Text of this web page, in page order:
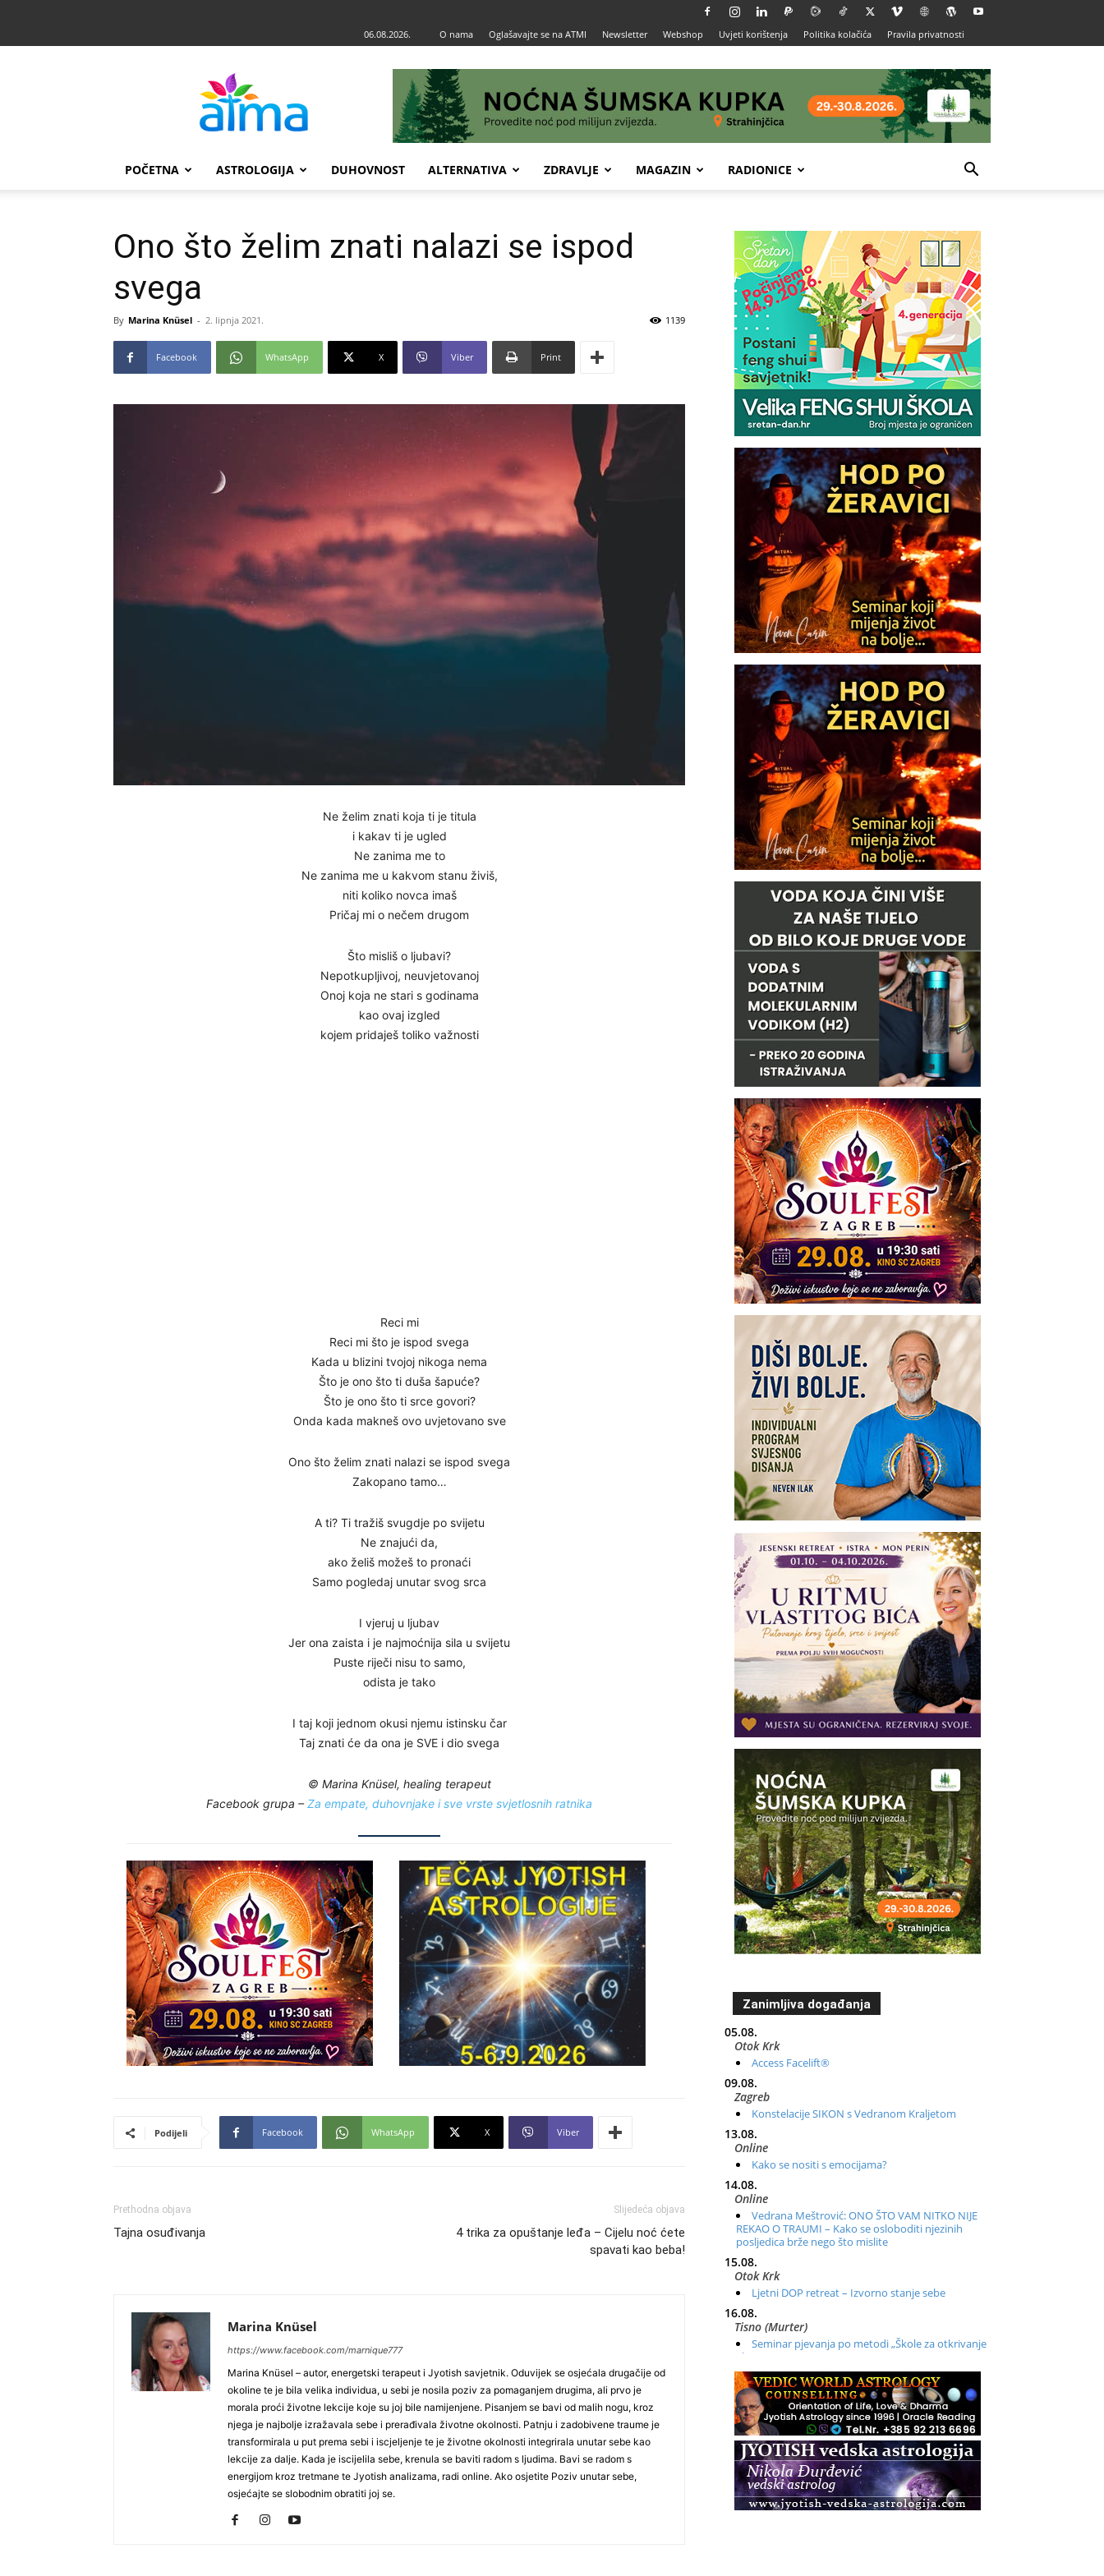
06.08.2026. O nama Oglašavajte se na ATMI Newsletter Webshop Uvjeti korištenja Politika kolačića Pravila privatnosti
POČETNA ASTROLOGIJA DUHOVNOST ALTERNATIVA ZDRAVLJE MAGAZIN RADIONICE
Ono što želim znati nalazi se ispod
svega
By Marina Knüsel - 2. lipnja 2021. 1139
Facebook WhatsApp X Viber Print
Ne želim znati koja ti je titula
i kakav ti je ugled
Ne zanima me to
Ne zanima me u kakvom stanu živiš,
niti koliko novca imaš
Pričaj mi o nečem drugom
Što misliš o ljubavi?
Nepotkupljivoj, neuvjetovanoj
Onoj koja ne stari s godinama
kao ovaj izgled
kojem pridaješ toliko važnosti
Reci mi
Reci mi što je ispod svega
Kada u blizini tvojoj nikoga nema
Što je ono što ti duša šapuće?
Što je ono što ti srce govori?
Onda kada makneš ovo uvjetovano sve
Ono što želim znati nalazi se ispod svega
Zakopano tamo…
A ti? Ti tražiš svugdje po svijetu
Ne znajući da,
ako želiš možeš to pronaći
Samo pogledaj unutar svog srca
I vjeruj u ljubav
Jer ona zaista i je najmoćnija sila u svijetu
Puste riječi nisu to samo,
odista je tako
I taj koji jednom okusi njemu istinsku čar
Taj znati će da ona je SVE i dio svega
© Marina Knüsel, healing terapeut
Facebook grupa –Za empate, duhovnjake i sve vrste svjetlosnih ratnika
Podijeli Facebook WhatsApp X Viber
Prethodna objava
Tajna osuđivanja
Slijedeća objava
4 trika za opuštanje leđa – Cijelu noć ćete
spavati kao beba!
Marina Knüsel
https://www.facebook.com/marnique777
Marina Knüsel – autor, energetski terapeut i Jyotish savjetnik. Oduvijek se osjećala drugačije od
okoline te je bila velika individua, u sebi je nosila poziv za pomaganjem drugima, ali prvo je
morala proći životne lekcije koje su joj bile namijenjene. Pisanjem se bavi od malih nogu, kroz
njega je najbolje izražavala sebe i prerađivala životne okolnosti. Patnju i zadobivene traume je
transformirala u put prema sebi i iscjeljenje te je životne okolnosti integrirala unutar sebe kao
lekcije za dalje. Kada je iscijelila sebe, krenula se baviti radom s ljudima. Bavi se radom s
energijom kroz tretmane te Jyotish analizama, radi online. Ako osjetite Poziv unutar sebe,
osjećajte se slobodnim obratiti joj se.
Zanimljiva događanja
05.08.
Otok Krk
Access Facelift®
09.08.
Zagreb
Konstelacije SIKON s Vedranom Kraljetom
13.08.
Online
Kako se nositi s emocijama?
14.08.
Online
Vedrana Meštrović: ONO ŠTO VAM NITKO NIJE
REKAO O TRAUMI – Kako se osloboditi njezinih
posljedica brže nego što mislite
15.08.
Otok Krk
Ljetni DOP retreat – Izvorno stanje sebe
16.08.
Tisno (Murter)
Seminar pjevanja po metodi „Škole za otkrivanje
glasa“
20.08.
Online
Radionica: Pomagači iz drugih dimenzija Online –
otvoreno za sve
21.08.
Zagreb+Online
Osnovni ThetaHealing® tečaj, Zagreb i Online
22.08.
Pula